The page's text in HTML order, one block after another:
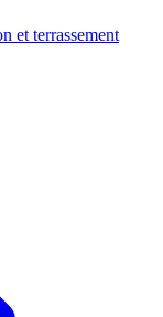
et terrassement